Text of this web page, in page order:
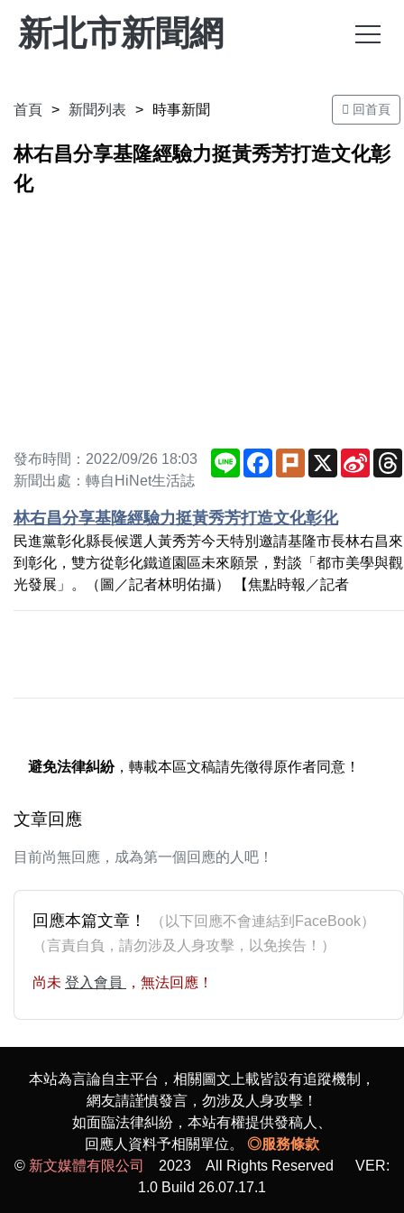
新北市新聞網
首頁 新聞列表 時事新聞 回首頁
林右昌分享基隆經驗力挺黃秀芳打造文化彰
化
發布時間：2022/09/26 18:03
新聞出處：轉自HiNet生活誌
Line Facebook
Plurk X
Sina
林右昌分享基隆經驗力挺黃秀芳打造文化彰化
民進黨彰化縣長候選人黃秀芳今天特別邀請基隆市長林右昌來
到彰化，雙方從彰化鐵道園區未來願景，對談「都市美學與觀
光發展」。（圖／記者林明佑攝） 【焦點時報／記者
避免法律糾紛，轉載本區文稿請先徵得原作者同意！
文章回應
目前尚無回應，成為第一個回應的人吧！
回應本篇文章！
（以下回應不會連結到FaceBook）
（言責自負，請勿涉及人身攻擊，以免挨告！）
尚未 登入會員 ，無法回應！
本站為言論自主平台，相關圖文上載皆設有追蹤機制，
網友請謹慎發言，勿涉及人身攻擊！
如面臨法律糾紛，本站有權提供發稿人、
回應人資料予相關單位。 ◎服務條款
© 新文媒體有限公司
2023 All Rights Reserved VER:
1.0 Build 26.07.17.1